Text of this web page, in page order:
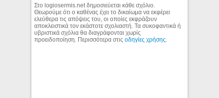
Στο logiosermis.net δημοσιεύεται κάθε σχόλιο.
Θεωρούμε ότι ο καθένας έχει το δικαίωμα να εκφέρει
ελεύθερα τις απόψεις του, οι οποίες εκφράζουν
αποκλειστικά τον εκάστοτε σχολιαστή. Τα συκοφαντικά ή
υβριστικά σχόλια θα διαγράφονται χωρίς
προειδοποίηση. Περισσότερα στιςοδηγίες χρήσης.